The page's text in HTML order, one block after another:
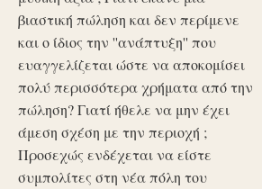
βιαστική πώληση και δεν περίμενε
και ο ίδιος την ''ανάπτυξη'' που
ευαγγελίζεται ώστε να αποκομίσει
πολύ περισσότερα χρήματα από την
πώληση? Γιατί ήθελε να μην έχει
άμεση σχέση με την περιοχή ;
Προσεχώς ενδέχεται να είστε
συμπολίτες στη νέα πόλη του